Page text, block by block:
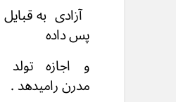
آزادی به
پس داده
و اجازه تولد
مدرن رامیدهد .